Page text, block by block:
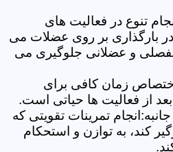
تنوع در فعالیت های
بارگذاری بر روی عضلات می
و عضلانی جلوگیری می
زمان کافی برای
از فعالیت ها حیاتی است.
تمرینات تقویتی که
کند، به توازن و استحکام